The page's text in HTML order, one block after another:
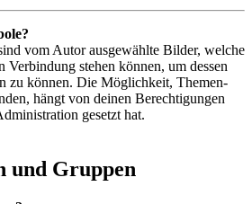
vom Autor ausgewählte Bilder, welche
Verbindung stehen können, um dessen
zu können. Die Möglichkeit, Themen-
hängt von deinen Berechtigungen
gesetzt hat.
und Gruppen